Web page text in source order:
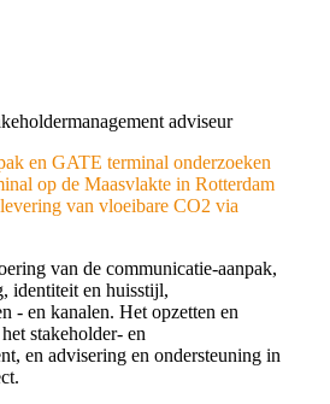
adviseur
en GATE terminal onderzoeken
op de Maasvlakte in Rotterdam
van vloeibare CO2 via
van de communicatie-aanpak,
identiteit en huisstijl,
- en kanalen. Het opzetten en
stakeholder- en
en advisering en ondersteuning in